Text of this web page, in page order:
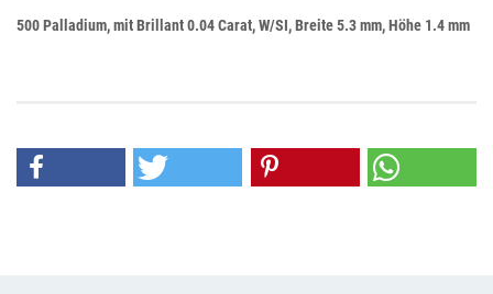
500 Palladium, mit Brillant 0.04 Carat, W/SI, Breite 5.3 mm, Höhe 1.4 mm